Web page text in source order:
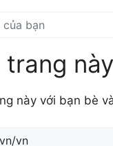
trang này
này với bạn bè